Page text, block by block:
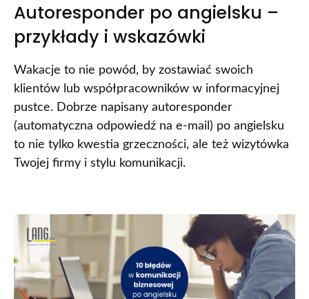
Autoresponder po angielsku –
przykłady i wskazówki
Wakacje to nie powód, by zostawiać swoich
klientów lub współpracowników w informacyjnej
pustce. Dobrze napisany autoresponder
(automatyczna odpowiedź na e-mail) po angielsku
to nie tylko kwestia grzeczności, ale też wizytówka
Twojej firmy i stylu komunikacji.